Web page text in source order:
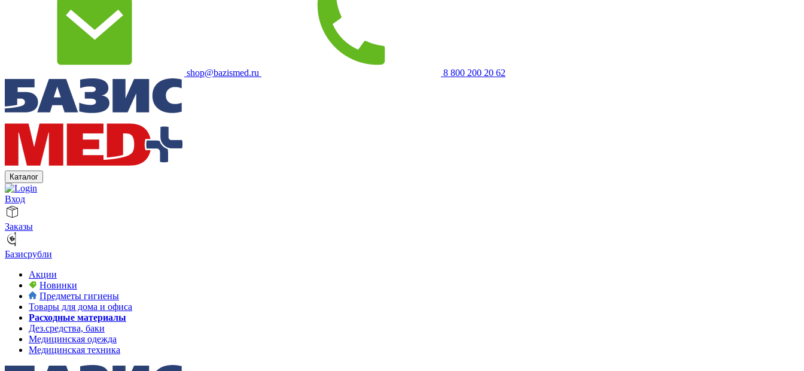
shop@bazismed.ru 8 800 200 20 62
Каталог
Вход
Заказы
Базисрубли
Акции
Новинки
Предметы гигиены
Товары для дома и офиса
Расходные материалы
Дез.средства, баки
Медицинская одежда
Медицинская техника